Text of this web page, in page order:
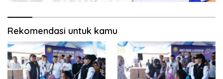
Rekomendasi untuk kamu